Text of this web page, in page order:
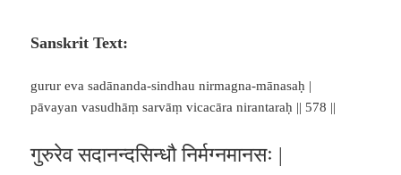
Sanskrit Text:
gurur eva sadānanda-sindhau nirmagna-mānasaḥ |
pāvayan vasudhāṃ sarvāṃ vicacāra nirantaraḥ || 578 ||
गुरुरेव सदानन्दसिन्धौ निर्मग्नमानसः |